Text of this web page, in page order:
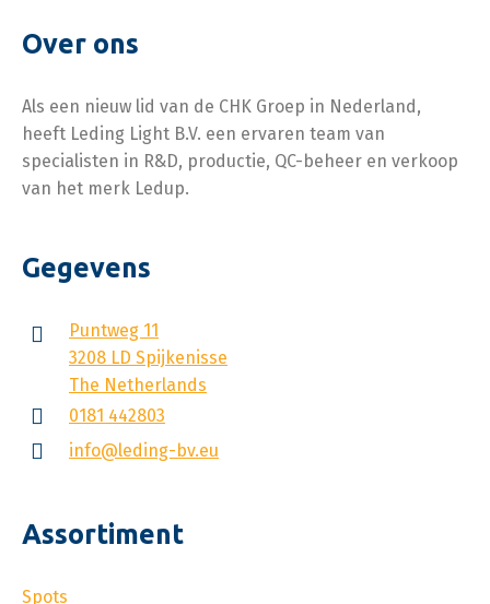
Over ons
Als een nieuw lid van de CHK Groep in Nederland,
heeft Leding Light B.V. een ervaren team van
specialisten in R&D, productie, QC-beheer en verkoop
van het merk Ledup.
Gegevens
Puntweg 11
3208 LD Spijkenisse
The Netherlands
0181 442803
info@leding-bv.eu
Assortiment
Spots